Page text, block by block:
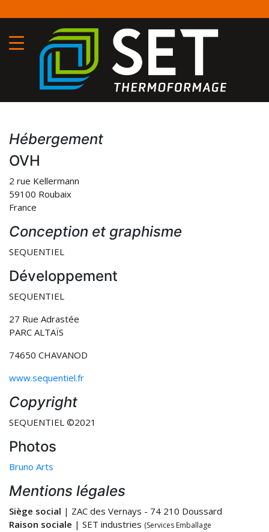
contenu
principal
Hébergement
OVH
2 rue Kellermann
59100 Roubaix
France
Conception et graphisme
SEQUENTIEL
Développement
SEQUENTIEL
27 Rue Adrastée
PARC ALTAÏS
74650 CHAVANOD
www.sequentiel.fr
Copyright
SEQUENTIEL ©2021
Photos
Bruno Arts
Mentions légales
Siège social | ZAC des Vernays - 74 210 Doussard
Raison sociale | SET industries (Services Emballage